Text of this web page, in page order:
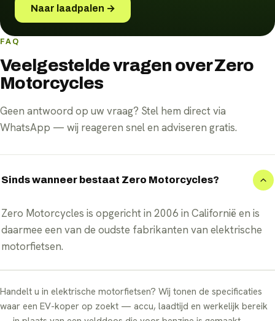
Naar laadpalen →
FAQ
Veelgestelde vragen over Zero
Motorcycles
Geen antwoord op uw vraag? Stel hem direct via
WhatsApp — wij reageren snel en adviseren gratis.
Sinds wanneer bestaat Zero Motorcycles?
Zero Motorcycles is opgericht in 2006 in Californië en is
daarmee een van de oudste fabrikanten van elektrische
motorfietsen.
Handelt u in elektrische motorfietsen? Wij tonen de specificaties
waar een EV-koper op zoekt — accu, laadtijd en werkelijk bereik